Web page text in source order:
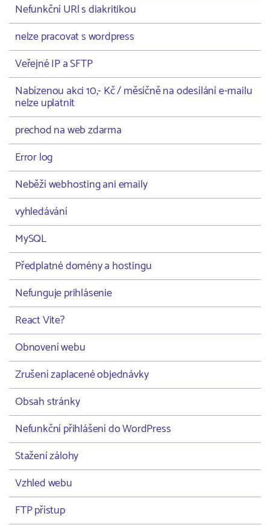
Nefunkční URl s diakritikou
nelze pracovat s wordpress
Veřejné IP a SFTP
Nabízenou akci 10,- Kč / měsíčně na odesílání e-mailu
nelze uplatnit
prechod na web zdarma
Error log
Neběží webhosting ani emaily
vyhledávání
MySQL
Předplatné domény a hostingu
Nefunguje prihlásenie
React Vite?
Obnovení webu
Zrušení zaplacené objednávky
Obsah stránky
Nefunkční přihlášení do WordPress
Stažení zálohy
Vzhled webu
FTP přístup